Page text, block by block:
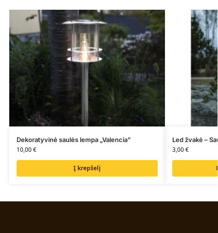
Dekoratyvinė saulės lempa „Valencia”
10,00€
Į krepšelį
Led žvakė –
3,00€